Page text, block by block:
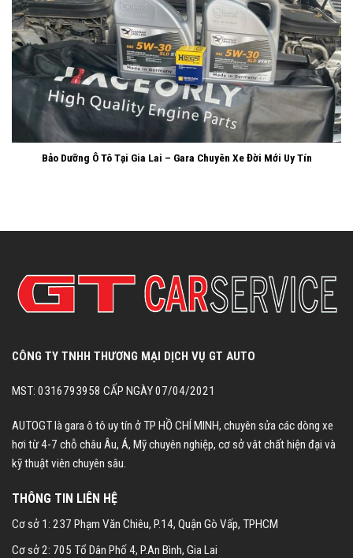
Bảo Dưỡng Ô Tô Tại Gia Lai – Gara Chuyên Xe Đời Mới Uy Tín
CÔNG TY TNHH THƯƠNG MẠI DỊCH VỤ GT AUTO
MST: 0316793958 CẤP NGÀY 07/04/2021
AUTOGT là gara ô tô uy tín ở TP HỒ CHÍ MINH, chuyên sửa các dòng xe
hơi từ 4-7 chỗ châu Âu, Á, Mỹ chuyên nghiệp, cơ sở vât chất hiện đại và
kỹ thuật viên chuyên sâu.
THÔNG TIN LIÊN HỆ
Cơ sở 1: 237 Phạm Văn Chiêu, P.14, Quận Gò Vấp, TPHCM
Cơ sở 2: 705 Tổ Dân Phố 4, P.An Bình, Gia Lai